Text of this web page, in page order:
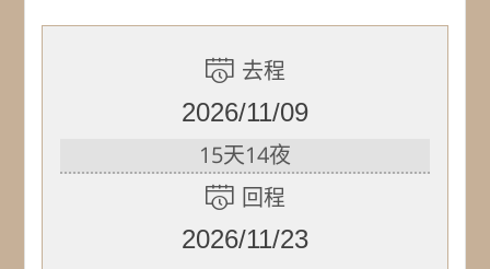
去程
2026/11/09
15天14夜
回程
2026/11/23